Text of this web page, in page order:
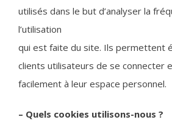
utilisés dans le but d’analyser la
l’utilisation
qui est faite du site. Ils permettent
clients utilisateurs de se connecter
facilement à leur espace personnel.
– Quels cookies utilisons-nous ?